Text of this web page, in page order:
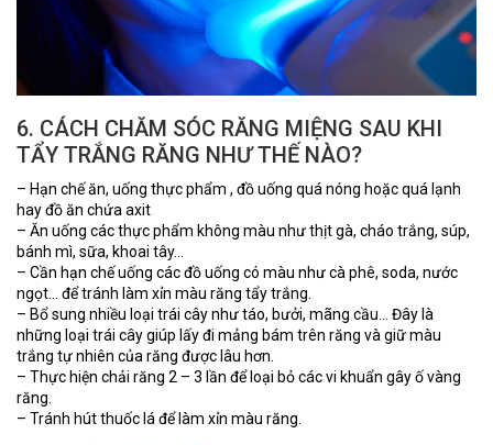
6. CÁCH CHĂM SÓC RĂNG MIỆNG SAU KHI
TẨY TRẮNG RĂNG NHƯ THẾ NÀO?
– Hạn chế ăn, uống thực phẩm , đồ uống quá nóng hoặc quá lạnh
hay đồ ăn chứa axit
– Ăn uống các thực phẩm không màu như thịt gà, cháo trắng, súp,
bánh mì, sữa, khoai tây…
– Cần hạn chế uống các đồ uống có màu như cà phê, soda, nước
ngọt… để tránh làm xỉn màu răng tẩy trắng.
– Bổ sung nhiều loại trái cây như táo, bưởi, mãng cầu… Đây là
những loại trái cây giúp lấy đi mảng bám trên răng và giữ màu
trắng tự nhiên của răng được lâu hơn.
– Thực hiện chải răng 2 – 3 lần để loại bỏ các vi khuẩn gây ố vàng
răng.
– Tránh hút thuốc lá để làm xỉn màu răng.